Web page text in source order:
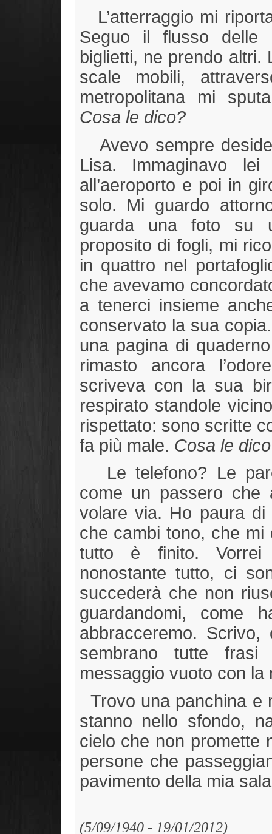
L’atterraggio mi
Seguo il flusso delle
biglietti, ne prendo
scale mobili,
metropolitana mi
Cosa le dico?
Avevo sempre
Lisa. Immaginavo
all’aeroporto e poi in
solo. Mi guardo
guarda una foto su
proposito di fogli, mi
in quattro nel
che avevamo
a tenerci insieme
conservato la sua
una pagina di
rimasto ancora
scriveva con la sua
respirato standole
rispettato: sono scritte
fa più male. Cosa le
Le telefono? Le
come un passero che
volare via. Ho paura
che cambi tono, che
tutto è finito. Vorrei
nonostante tutto, ci
succederà che non
guardandomi,
abbracceremo.
sembrano tutte frasi
messaggio vuoto con
Trovo una panchina e
stanno nello sfondo,
cielo che non promette
persone che
pavimento della mia
(5/09/1940 - 19/01/2012)